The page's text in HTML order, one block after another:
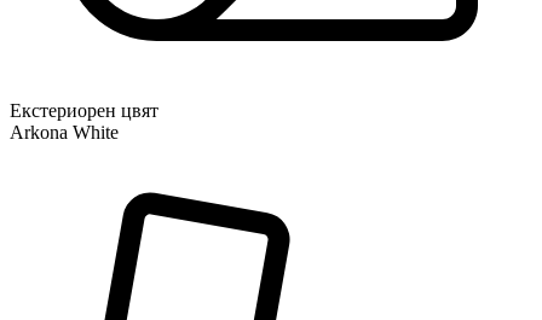
Екстериорен цвят
Arkona White